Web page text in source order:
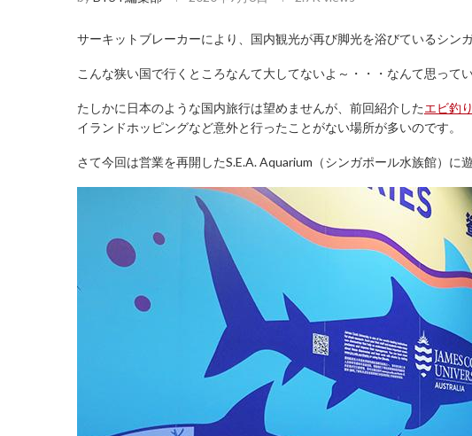
サーキットブレーカーにより、国内観光が再び脚光を浴びているシンガ
こんな狭い国で行くところなんて大してないよ～・・・なんて思って
たしかに日本のような国内旅行は望めませんが、前回紹介したエビ釣り
イランドホッピングなど意外と行ったことがない場所が多いのです。
さて今回は営業を再開したS.E.A. Aquarium（シンガポール水族館）に